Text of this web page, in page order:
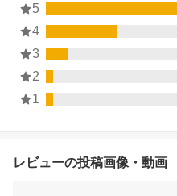
5
4
3
2
1
レビューの投稿画像・動画